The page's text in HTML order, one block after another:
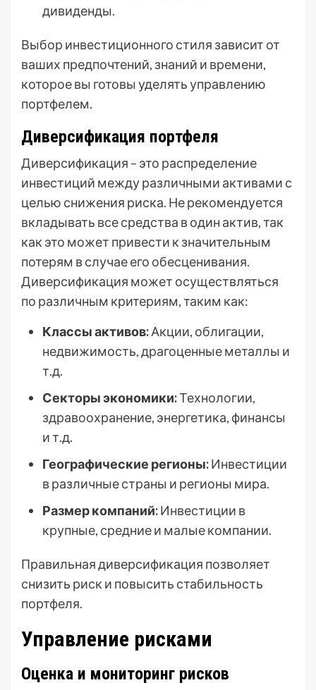
дивиденды.
Выбор инвестиционного стиля зависит от
ваших предпочтений, знаний и времени,
которое вы готовы уделять управлению
портфелем.
Диверсификация портфеля
Диверсификация – это распределение
инвестиций между различными активами с
целью снижения риска. Не рекомендуется
вкладывать все средства в один актив, так
как это может привести к значительным
потерям в случае его обесценивания.
Диверсификация может осуществляться
по различным критериям, таким как:
Классы активов:Акции, облигации,
недвижимость, драгоценные металлы и
т.д.
Секторы экономики:Технологии,
здравоохранение, энергетика, финансы
и т.д.
Географические регионы:Инвестиции
в различные страны и регионы мира.
Размер компаний:Инвестиции в
крупные, средние и малые компании.
Правильная диверсификация позволяет
снизить риск и повысить стабильность
портфеля.
Управление рисками
Оценка и мониторинг рисков